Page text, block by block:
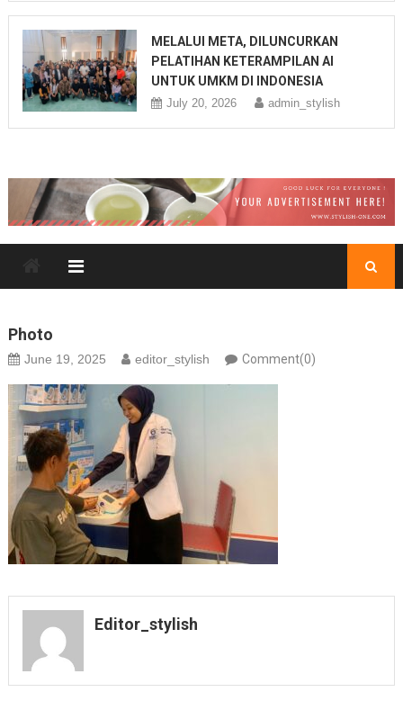
MELALUI META, DILUNCURKAN
PELATIHAN KETERAMPILAN AI
UNTUK UMKM DI INDONESIA
July 20, 2026 admin_stylish
Photo
June 19, 2025 editor_stylish Comment(0)
Editor_stylish